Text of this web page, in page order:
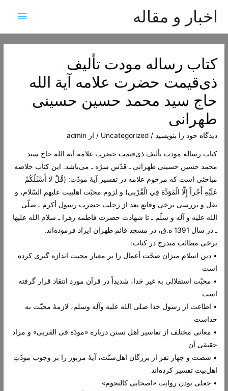
اخبار و مقاله
اصلی
کتاب رساله مودت تألیف
ذی‌قیمت حضرت علامه آیة الله
حاج سید محمد حسین حسینی
طهرانی
دیدگاه‌ خود را بنویسید /
Uncategorized / از admin
کتاب رساله مودت تألیف ذی‌قیمت حضرت علامه آیة الله حاج سید
محمد حسین حسینی طهرانی ـ قدّس سرّه ـ می‌باشد. این کتاب خلاصه
مباحثی است که مرحوم علامه در تفسیر آیۀ مودّت: (قُلْ لا أَسْئَلُكُمْ
عَلَيْهِ أَجْراً إِلَّا الْمَوَدَّةَ فِي الْقُرْبى) و لزوم محبّت اهل‏بيت عليهم السّلام، و
نقل و بررسى برخى وقايعِ بعد از رحلت حضرت رسول أكرم ـ صلّى
الله عليه و آله و سلّم ـ تا شهادت حضرت فاطمه زهرا ـ سلام الله عليها
ـ در سال 1391 ه.ق، در مسجد قائم طهران ايراد فرموده‌‏اند.
برخی مطالب مندرج در کتاب:
• دين اسلام ميزان صحّت أعمال را بر معيار محبت اندازه گيرى كرده
است
• محبّت استقلالى به غير خدا، شديداً در قرآن مورد انتقاد قرار گرفته
است
• اطاعت از رسول خدا صلى الله عليه وآله وسلم، لازمۀ محبّت به
خداست
• معانى مختلف از تفاسير اهل تسنن درباره «مودّة فى القربى» و مراد
حقیقی آن
• شصت و چهار نفر از بزرگان اهل‌سنّت، آيۀ مزبور را بر وجوب مودّتِ
اهل‏‌بيت تفسير كرده‌‏اند
• جعلی بودن روایت «اصحابی کالنجوم»